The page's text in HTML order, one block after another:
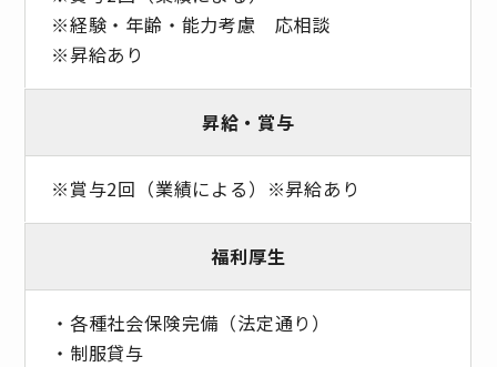
※経験・年齢・能力考慮 応相談
※昇給あり
昇給・賞与
※賞与2回（業績による）※昇給あり
福利厚生
・各種社会保険完備（法定通り）
・制服貸与